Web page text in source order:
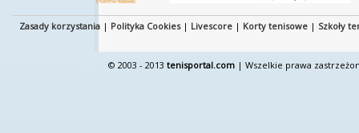
Zasady korzystania | Polityka Cookies| Livescore | Korty tenisowe | Szkoły
© 2003 - 2013 tenisportal.com | Wszelkie prawa